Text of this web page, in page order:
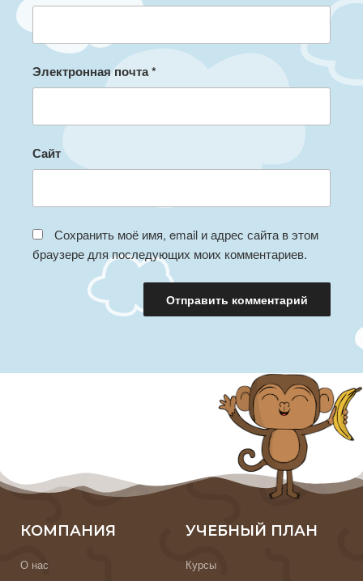
Электронная почта*
Сайт
Сохранить моё имя, email и адрес сайта в этом
браузере для последующих моих комментариев.
КОМПАНИЯ
О нас
УЧЕБНЫЙ ПЛАН
Курсы